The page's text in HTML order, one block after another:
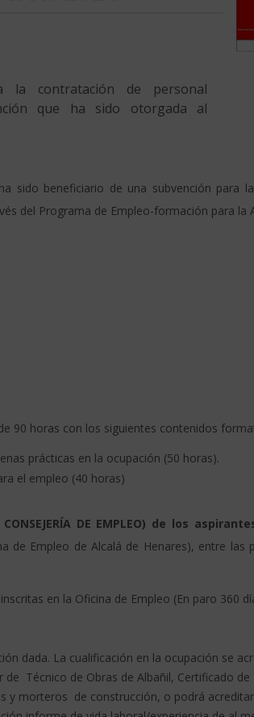
la contratación de personal
que ha sido otorgada al
sido beneficiario de una subvención para
del Programa de Empleo-formación para la
90 horas con los siguientes contenidos
prácticas en la ocupación (50 horas).
el empleo (40 horas)
DE EMPLEO) de los
de Empleo de Alcalá de Henares), entre las
inscritas en la Oficina de Empleo (En paro 360
dada. La cualificación en la ocupación se
Técnico de Obras de Albañil, Certificado
y morteros de construcción, o podrá